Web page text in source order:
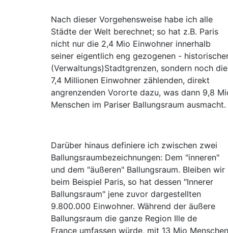
Nach dieser Vorgehensweise habe ich alle
Städte der Welt berechnet; so hat z.B. Paris
nicht nur die 2,4 Mio Einwohner innerhalb
seiner eigentlich eng gezogenen -
(Verwaltungs)Stadtgrenzen, sondern noch die
7,4 Millionen Einwohner zählenden, direkt
angrenzenden Vororte dazu, was dann 9,8
Menschen im Pariser Ballungsraum ausmacht.
Darüber hinaus definiere ich zwischen zwei
Ballungsraumbezeichnungen: Dem "inneren"
und dem "äußeren" Ballungsraum. Bleiben wir
beim Beispiel Paris, so hat dessen "Innerer
Ballungsraum" jene zuvor dargestellten
9.800.000 Einwohner. Während der äußere
Ballungsraum die ganze Region Ille de
France umfassen würde, mit 13 Mio Menschen